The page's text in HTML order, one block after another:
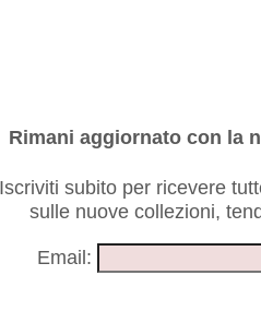
Rimani aggiornato con la
Iscriviti subito per ricevere
sulle nuove collezioni,
Email: